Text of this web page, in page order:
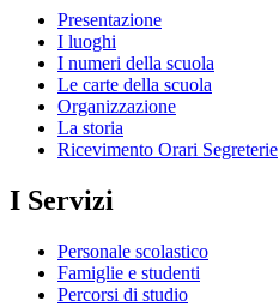
Presentazione
I luoghi
I numeri della scuola
Le carte della scuola
Organizzazione
La storia
Ricevimento Orari Segreterie
I Servizi
Personale scolastico
Famiglie e studenti
Percorsi di studio